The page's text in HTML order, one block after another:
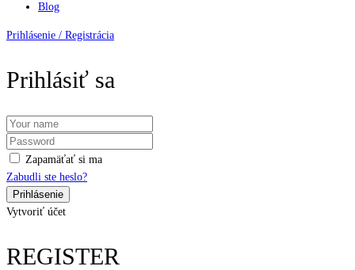
Blog
Prihlásenie / Registrácia
Prihlásiť sa
Zapamäťať si ma
Zabudli ste heslo?
Vytvoriť účet
REGISTER